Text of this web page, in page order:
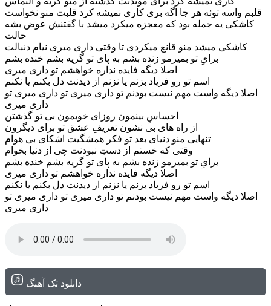
قلبم واسه توئه هر جا اگه بری کاری نمیشه کرد قلبت منو نخواست
کاشکی یه جمله بود که معجزه میکرد میشد با گفتنش عوض بشه
حالت
کاشکی میشد منو قانع میکردی تا وقتی داری میری نیام دنبالت
برایِ تو بمیرمو زنده بشم به پای تو گریه بشم خنده بشم
اصلا دیگه فایده نداره خواهشم تو داری میری
اسم تو رو فریاد بزنم یا نزنم از دیدنت دل بکنم یا نکنم
اصلا دیگه واست مهم نیست بودنم تو داری میری تو داری میری تو
داری میری
احساسِ بینمون روزای خوبمون بی تو گذشتن
از راه های بی نشون تعریفِ عشق تو برای دیگرون
تنهایی منو دنیای بعد تو فکر همشگیت اشکای بی هوام
وقتی که خستم از دستِ نبودنت چی از دنیا بخوام
برایِ تو بمیرمو زنده بشم به پای تو گریه بشم خنده بشم
اصلا دیگه فایده نداره خواهشم تو داری میری
اسم تو رو فریاد بزنم یا نزنم از دیدنت دل بکنم یا نکنم
اصلا دیگه واست مهم نیست بودنم تو داری میری تو داری میری تو
داری میری
دانلود تک آهنگ